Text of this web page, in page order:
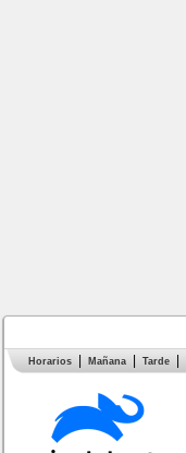
Horarios Mañana Tarde